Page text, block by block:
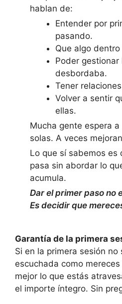
hablan de:
Entender por
pasando.
Que algo
Poder
desbordaba.
Tener
Volver a sentir
ellas.
Mucha gente espera
solas. A veces
Lo que sí sabemos es
pasa sin abordar lo
acumula.
Dar el primer paso no
Es decidir que
Garantía de la primera
Si en la primera sesión
escuchada como
mejor lo que estás
el importe íntegro. Sin